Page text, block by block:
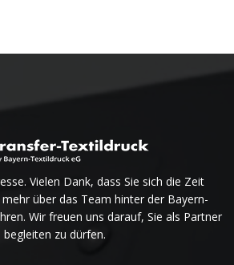
Vielen Dank, dass Sie sich die Zeit
über das Team hinter der Bayern-
Wir freuen uns darauf, Sie als Partner
begleiten zu dürfen.